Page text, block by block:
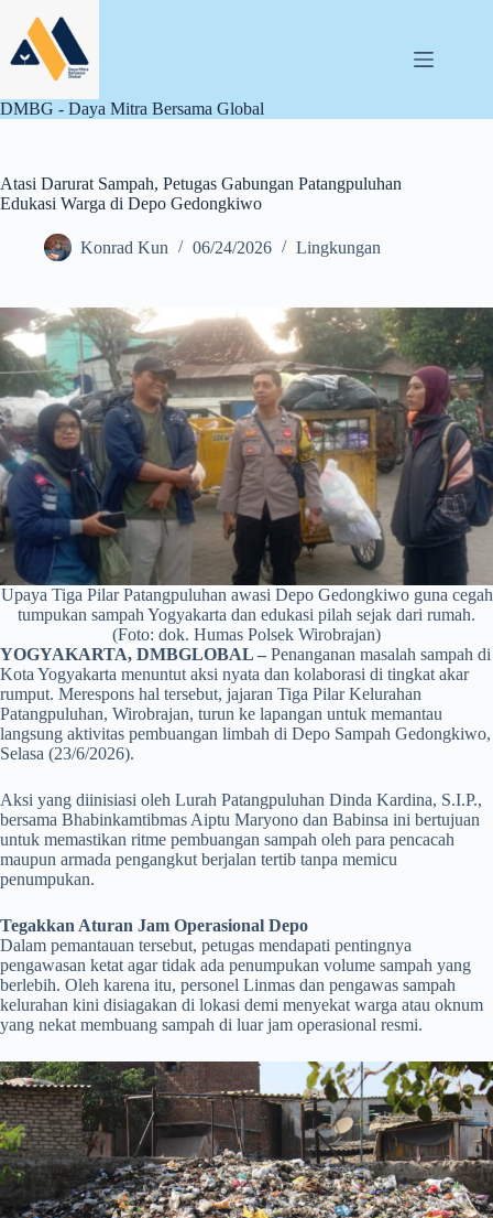
content
DMBG - Daya Mitra Bersama Global
Atasi Darurat Sampah, Petugas Gabungan Patangpuluhan
Edukasi Warga di Depo Gedongkiwo
Konrad Kun 06/24/2026 Lingkungan
Upaya Tiga Pilar Patangpuluhan awasi Depo Gedongkiwo guna cegah
tumpukan sampah Yogyakarta dan edukasi pilah sejak dari rumah.
(Foto: dok. Humas Polsek Wirobrajan)
YOGYAKARTA, DMBGLOBAL – Penanganan masalah sampah di
Kota Yogyakarta menuntut aksi nyata dan kolaborasi di tingkat akar
rumput. Merespons hal tersebut, jajaran Tiga Pilar Kelurahan
Patangpuluhan, Wirobrajan, turun ke lapangan untuk memantau
langsung aktivitas pembuangan limbah di Depo Sampah Gedongkiwo,
Selasa (23/6/2026).
Aksi yang diinisiasi oleh Lurah Patangpuluhan Dinda Kardina, S.I.P.,
bersama Bhabinkamtibmas Aiptu Maryono dan Babinsa ini bertujuan
untuk memastikan ritme pembuangan sampah oleh para pencacah
maupun armada pengangkut berjalan tertib tanpa memicu
penumpukan.
Tegakkan Aturan Jam Operasional Depo
Dalam pemantauan tersebut, petugas mendapati pentingnya
pengawasan ketat agar tidak ada penumpukan volume sampah yang
berlebih. Oleh karena itu, personel Linmas dan pengawas sampah
kelurahan kini disiagakan di lokasi demi menyekat warga atau oknum
yang nekat membuang sampah di luar jam operasional resmi.